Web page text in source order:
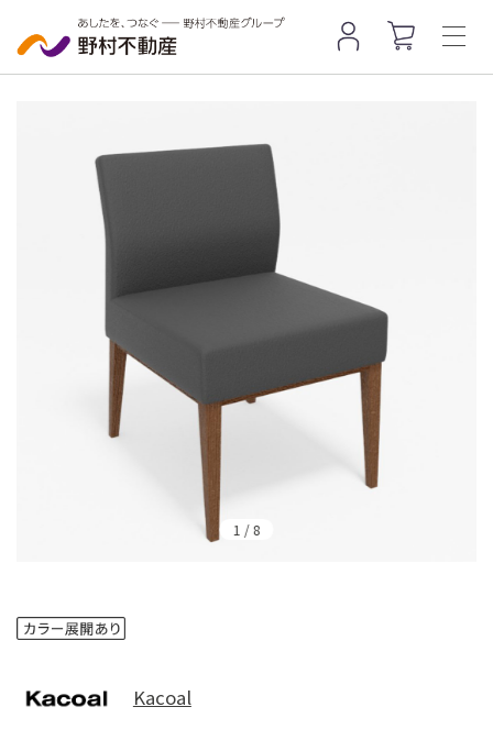
1 /8
Kacoal